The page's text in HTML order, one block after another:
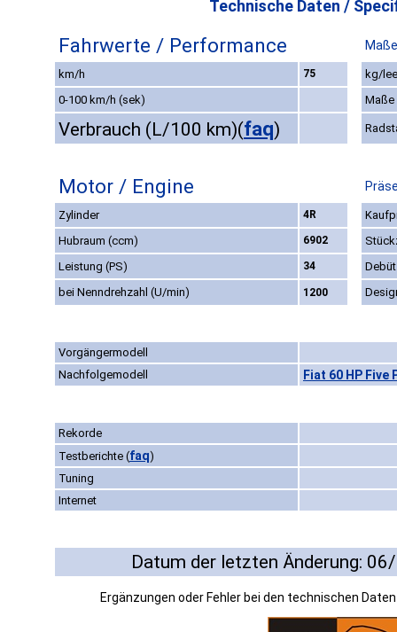
Technische Daten /
Fahrwerte / Performance
km/h 75
kg/
0-100 km/h (sek)
Maße
Verbrauch (L/100 km)(faq)
Motor / Engine
Zylinder 4R
Hubraum (ccm)
6902
Leistung (PS)
34
Debüt
bei Nenndrehzahl (U/min)
1200
Vorgängermodell
Nachfolgemodell
Fiat 60 HP Five
Rekorde
Testberichte (faq)
Tuning
Internet
Datum der letzten Änderung:
Ergänzungen oder Fehler bei den technischen